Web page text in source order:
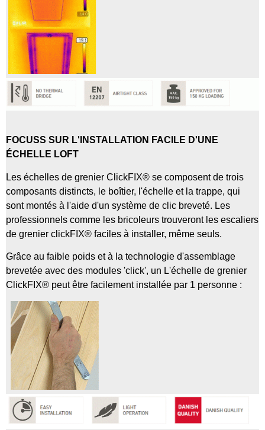
FOCUSS SUR L'INSTALLATION FACILE D'UNE
ÉCHELLE LOFT
Les échelles de grenier ClickFIX® se composent de trois
composants distincts, le boîtier, l'échelle et la trappe, qui
sont montés à l'aide d'un système de clic breveté. Les
professionnels comme les bricoleurs trouveront les escaliers
de grenier clickFIX® faciles à installer, même seuls.
Grâce au faible poids et à la technologie d'assemblage
brevetée avec des modules 'click', un L'échelle de grenier
ClickFIX® peut être facilement installée par 1 personne :